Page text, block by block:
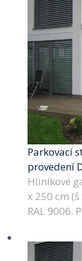
Parkovací
provedení
Hliníkové
x 250 cm
RAL 9006.